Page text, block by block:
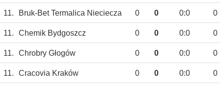
11. Bruk-Bet Termalica Nieciecza 0 0 0:0 0
11. Chemik Bydgoszcz 0 0 0:0 0
11. Chrobry Głogów 0 0 0:0 0
11. Cracovia Kraków 0 0 0:0 0